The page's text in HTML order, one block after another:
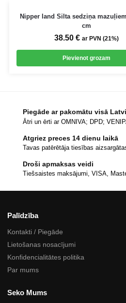
Nipper land Silta sedziņa
cm
38.50€ ar PVN (21%)
Pievienot grozam
Piegāde ar pakomātu visā
Ātri un ērti ar OMNIVA; DPD;
Atgriez preces 14 dienu laikā
Tavas patērētāja tiesības
Droši apmaksas veidi
Tiešsaistes maksājumi, VISA,
Palīdzība
Kontakti / Piegāde
Lietošanas nosacījumi
Konfidencialitātes politika
Par mums
Seko Mums